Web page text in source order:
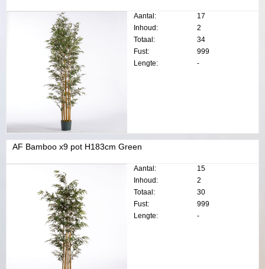
Aantal:
17
Inhoud:
2
Totaal:
34
Fust:
999
Lengte:
-
AF Bamboo x9 pot H183cm Green
Aantal:
15
Inhoud:
2
Totaal:
30
Fust:
999
Lengte:
-